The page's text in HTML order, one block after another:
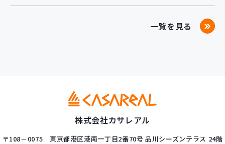
一覧を見る
株式会社カサレアル
〒108－0075 東京都港区港南一丁目2番70号 品川シーズンテラス 24階